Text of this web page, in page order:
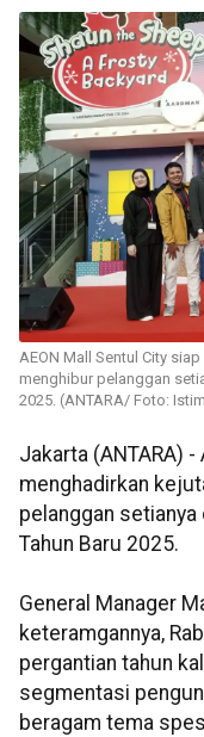
AEON Mall Sentul City
menghibur pelanggan
2025. (ANTARA/ Foto:
Jakarta (ANTARA) -
menghadirkan
pelanggan
Tahun Baru 2025.
General Manager
keteramgannya,
pergantian tahun
segmentasi
beragam tema